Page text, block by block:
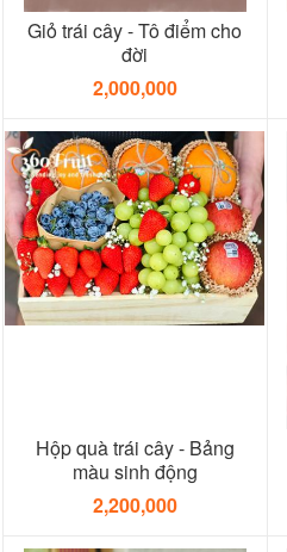
Giỏ trái cây - Tô điểm cho
đời
2,000,000
Hộp quà trái cây - Bảng
màu sinh động
2,200,000